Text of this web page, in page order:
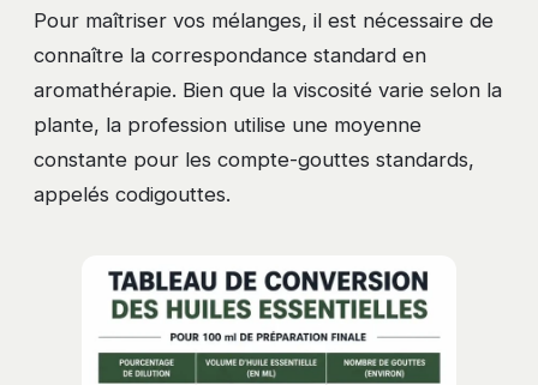
Pour maîtriser vos mélanges, il est nécessaire de
connaître la correspondance standard en
aromathérapie. Bien que la viscosité varie selon la
plante, la profession utilise une moyenne
constante pour les compte-gouttes standards,
appelés codigouttes.